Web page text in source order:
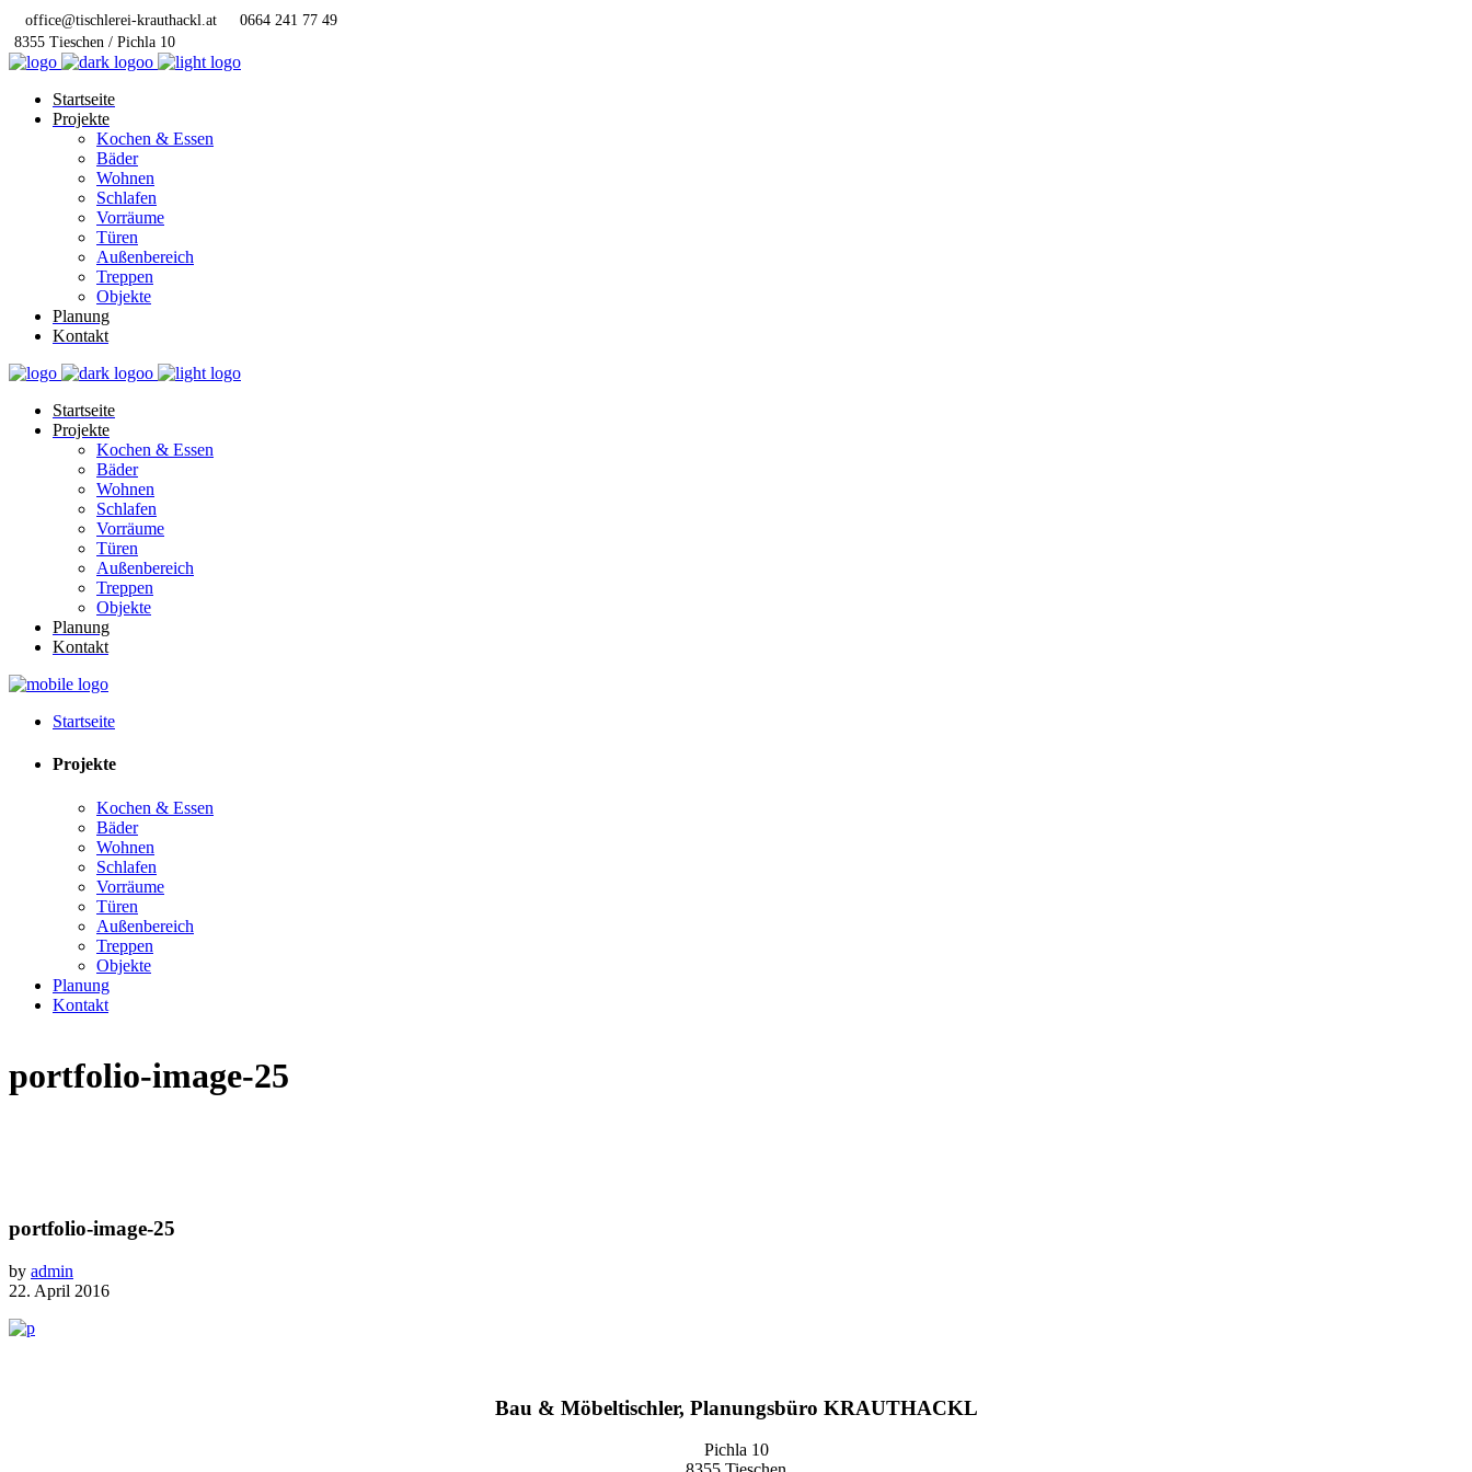
office@tischlerei-krauthackl.at
0664 241 77 49
8355 Tieschen / Pichla 10
Startseite
Projekte
Kochen & Essen
Bäder
Wohnen
Schlafen
Vorräume
Türen
Außenbereich
Treppen
Objekte
Planung
Kontakt
Startseite
Projekte
Kochen & Essen
Bäder
Wohnen
Schlafen
Vorräume
Türen
Außenbereich
Treppen
Objekte
Planung
Kontakt
Startseite
Projekte
Kochen & Essen
Bäder
Wohnen
Schlafen
Vorräume
Türen
Außenbereich
Treppen
Objekte
Planung
Kontakt
portfolio-image-25
portfolio-image-25
by admin
22. April 2016
Bau & Möbeltischler, Planungsbüro KRAUTHACKL
Pichla 10